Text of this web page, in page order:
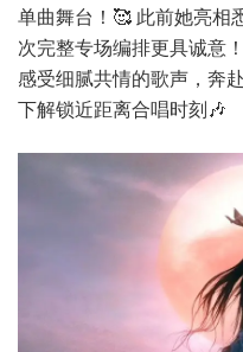
单曲舞台！🥰 此前她亮相
次完整专场编排更具诚意
感受细腻共情的歌声，奔
下解锁近距离合唱时刻🎶